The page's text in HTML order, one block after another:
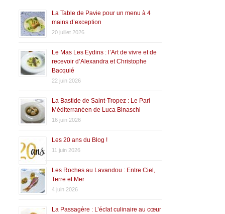
La Table de Pavie pour un menu à 4
mains d’exception
20 juillet 2026
Le Mas Les Eydins : l’Art de vivre et de
recevoir d’Alexandra et Christophe
Bacquié
22 juin 2026
La Bastide de Saint-Tropez : Le Pari
Méditerranéen de Luca Binaschi
16 juin 2026
Les 20 ans du Blog !
11 juin 2026
Les Roches au Lavandou : Entre Ciel,
Terre et Mer
4 juin 2026
La Passagère : L’éclat culinaire au cœur